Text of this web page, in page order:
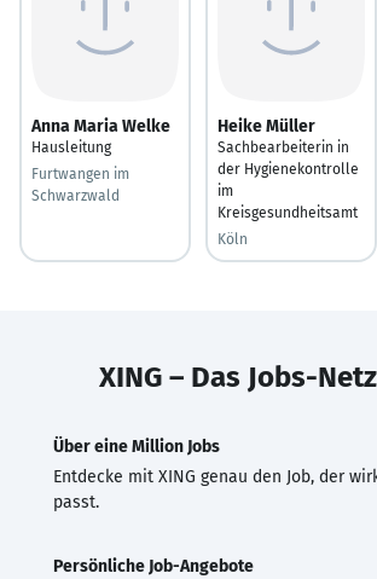
Anna Maria Welke
Hausleitung
Furtwangen im
Schwarzwald
Heike Müller
Sachbearbeiterin in
der Hygienekontrolle
im
Kreisgesundheitsamt
Köln
XING – Das Jobs-
Über eine Million Jobs
Entdecke mit XING genau den Job, der
passt.
Persönliche Job-Angebote